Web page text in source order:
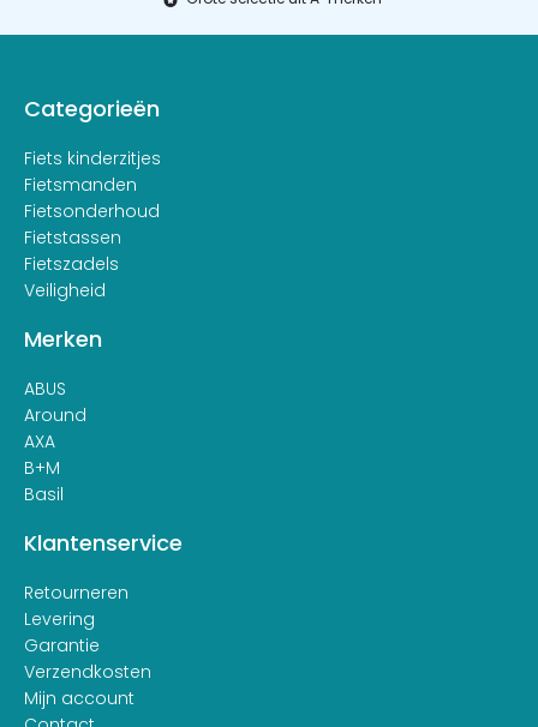
Categorieën
Fiets kinderzitjes
Fietsmanden
Fietsonderhoud
Fietstassen
Fietszadels
Veiligheid
Merken
ABUS
Around
AXA
B+M
Basil
Klantenservice
Retourneren
Levering
Garantie
Verzendkosten
Mijn account